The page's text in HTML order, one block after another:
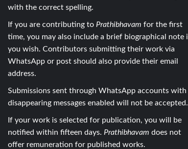
with the correct spelling.
If you are contributing to Prathibhavam for the first
time, you may also include a brief biographical note
you wish. Contributors submitting their work via
WhatsApp or post should also provide their email
address.
Submissions sent through WhatsApp accounts with
disappearing messages enabled will not be accepted.
If your work is selected for publication, you will be
notified within fifteen days. Prathibhavam does not
offer remuneration for published works.